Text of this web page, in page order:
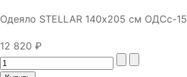
Одеяло STELLAR 140х205 см ОДСс-15
12 820 ₽